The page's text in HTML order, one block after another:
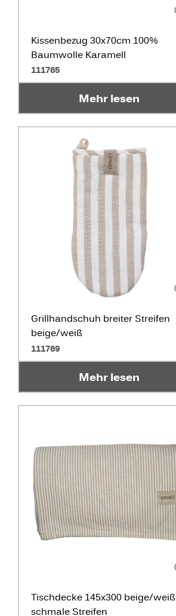
Kissenbezug 30x70cm 100%
Baumwolle Karamell
111765
Mehr lesen
Grillhandschuh breiter Streifen
beige/weiß
111769
Mehr lesen
Tischdecke 145x300 beige/weiß
schmale Streifen